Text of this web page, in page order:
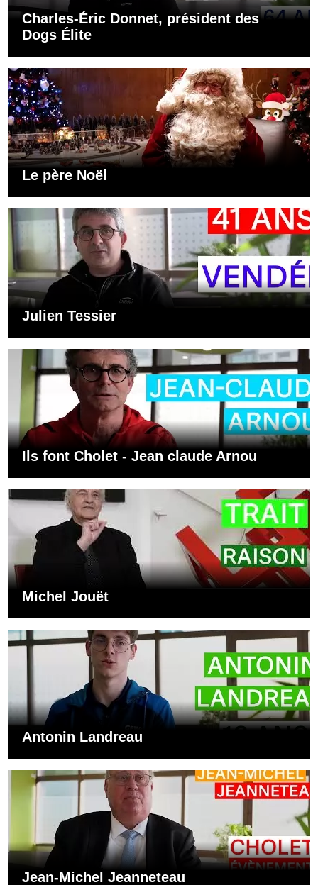
Charles-Éric Donnet, président des
Dogs Élite
Le père Noël
Julien Tessier
Ils font Cholet - Jean claude Arnou
Michel Jouët
Antonin Landreau
Jean-Michel Jeanneteau